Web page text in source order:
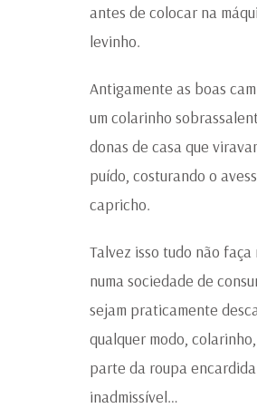
antes de colocar na
levinho.
Antigamente as boas
um colarinho
donas de casa que
puído, costurando o
capricho.
Talvez isso tudo não
numa sociedade de
sejam praticamente
qualquer modo,
parte da roupa
inadmissível…